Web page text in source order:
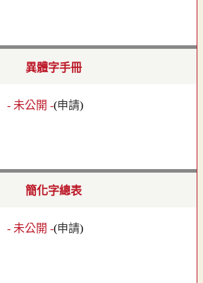
異體字手冊
- 未公開 -(申請)
簡化字總表
- 未公開 -(申請)